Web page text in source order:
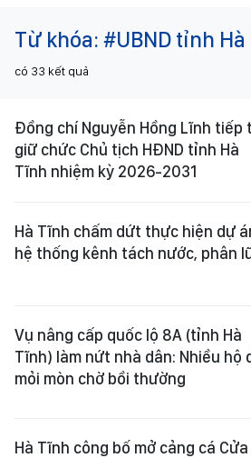
Từ khóa: #UBND tỉnh
có 33 kết quả
Đồng chí Nguyễn Hồng Lĩnh tiếp
giữ chức Chủ tịch HĐND tỉnh Hà
Tĩnh nhiệm kỳ 2026-2031
Hà Tĩnh chấm dứt thực hiện dự
hệ thống kênh tách nước, phân
Vụ nâng cấp quốc lộ 8A (tỉnh Hà
Tĩnh) làm nứt nhà dân: Nhiều hộ
mỏi mòn chờ bồi thường
Hà Tĩnh công bố mở cảng cá Cửa